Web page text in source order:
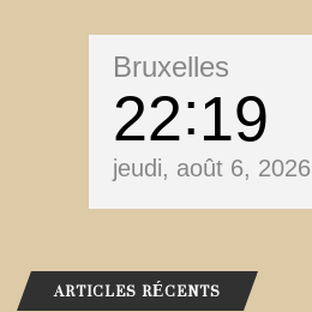
Bruxelles
22 19
jeudi, août 6, 2026
ARTICLES RÉCENTS